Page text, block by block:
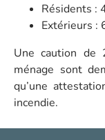
Résidents :
Extérieurs :
Une caution
ménage sont
qu’une
incendie.